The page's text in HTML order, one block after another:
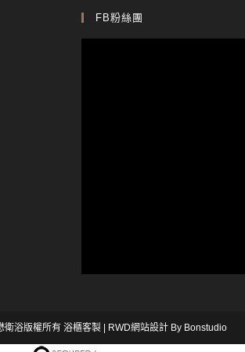
FB粉絲團
衛浴版權所有 浴櫃客製 RWD網站設計 By Bonstudio